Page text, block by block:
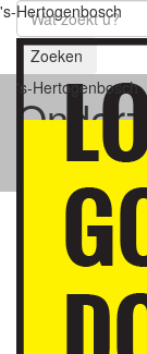
's-Hertogenbosch
's-Hertogenbosch
Zoeken
Het
wordt regelmatig
veerkrachtig te
keer gelezen.
publicaties met
De politieke en